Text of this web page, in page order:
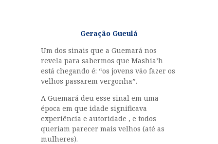
Geração Gueulá
Um dos sinais que a Guemará nos
revela para sabermos que Mashia’h
está chegando é: “os jovens vão fazer os
velhos passarem vergonha”.
A Guemará deu esse sinal em uma
época em que idade significava
experiência e autoridade , e todos
queriam parecer mais velhos (até as
mulheres).